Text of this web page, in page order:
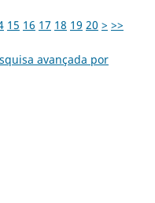
15 16 17 18 19 20 > >>
avançada por